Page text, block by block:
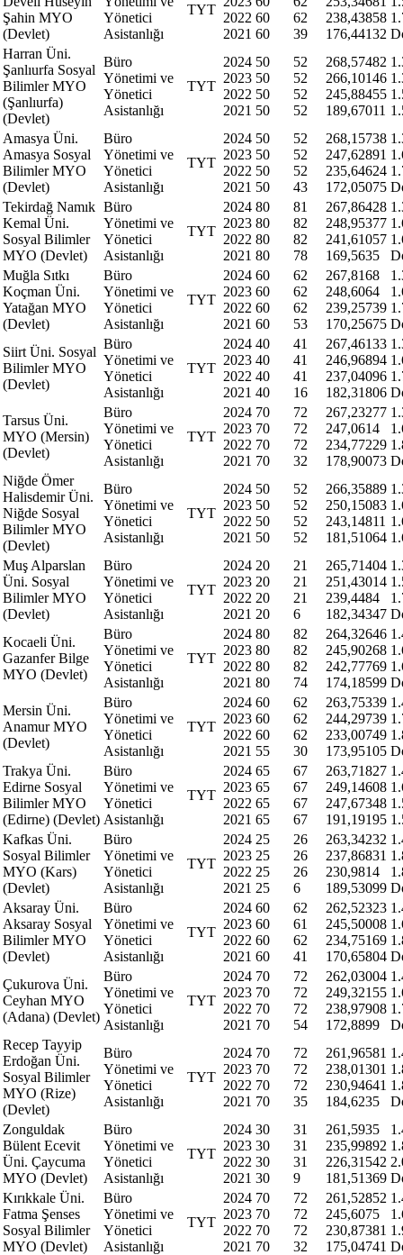
Şahin MYO
(Devlet)
Yönetici
Asistanlığı
TYT
2022
2021
60
60
62
39
238,43858
176,44132
Harran Üni.
Şanlıurfa Sosyal
Bilimler MYO
(Şanlıurfa)
(Devlet)
Büro
Yönetimi ve
Yönetici
Asistanlığı
TYT
2024
2023
2022
2021
50
50
50
50
52
52
52
52
268,57482
266,10146
245,88455
189,67011
Amasya Üni.
Amasya Sosyal
Bilimler MYO
(Devlet)
Büro
Yönetimi ve
Yönetici
Asistanlığı
TYT
2024
2023
2022
2021
50
50
50
50
52
52
52
43
268,15738
247,62891
235,64624
172,05075
Tekirdağ Namık
Kemal Üni.
Sosyal Bilimler
MYO (Devlet)
Büro
Yönetimi ve
Yönetici
Asistanlığı
TYT
2024
2023
2022
2021
80
80
80
80
81
82
82
78
267,86428
248,95377
241,61057
169,5635
Muğla Sıtkı
Koçman Üni.
Yatağan MYO
(Devlet)
Büro
Yönetimi ve
Yönetici
Asistanlığı
TYT
2024
2023
2022
2021
60
60
60
60
62
62
62
53
267,8168
248,6064
239,25739
170,25675
Siirt Üni. Sosyal
Bilimler MYO
(Devlet)
Büro
Yönetimi ve
Yönetici
Asistanlığı
TYT
2024
2023
2022
2021
40
40
40
40
41
41
41
16
267,46133
246,96894
237,04096
182,31806
Tarsus Üni.
MYO (Mersin)
(Devlet)
Büro
Yönetimi ve
Yönetici
Asistanlığı
TYT
2024
2023
2022
2021
70
70
70
70
72
72
72
32
267,23277
247,0614
234,77229
178,90073
Niğde Ömer
Halisdemir Üni.
Niğde Sosyal
Bilimler MYO
(Devlet)
Büro
Yönetimi ve
Yönetici
Asistanlığı
TYT
2024
2023
2022
2021
50
50
50
50
52
52
52
52
266,35889
250,15083
243,14811
181,51064
Muş Alparslan
Üni. Sosyal
Bilimler MYO
(Devlet)
Büro
Yönetimi ve
Yönetici
Asistanlığı
TYT
2024
2023
2022
2021
20
20
20
20
21
21
21
6
265,71404
251,43014
239,4484
182,34347
Kocaeli Üni.
Gazanfer Bilge
MYO (Devlet)
Büro
Yönetimi ve
Yönetici
Asistanlığı
TYT
2024
2023
2022
2021
80
80
80
80
82
82
82
74
264,32646
245,90268
242,77769
174,18599
Mersin Üni.
Anamur MYO
(Devlet)
Büro
Yönetimi ve
Yönetici
Asistanlığı
TYT
2024
2023
2022
2021
60
60
60
55
62
62
62
30
263,75339
244,29739
233,00749
173,95105
Trakya Üni.
Edirne Sosyal
Bilimler MYO
(Edirne) (Devlet)
Büro
Yönetimi ve
Yönetici
Asistanlığı
TYT
2024
2023
2022
2021
65
65
65
65
67
67
67
67
263,71827
249,14608
247,67348
191,19195
Kafkas Üni.
Sosyal Bilimler
MYO (Kars)
(Devlet)
Büro
Yönetimi ve
Yönetici
Asistanlığı
TYT
2024
2023
2022
2021
25
25
25
25
26
26
26
6
263,34232
237,86831
230,9814
189,53099
Aksaray Üni.
Aksaray Sosyal
Bilimler MYO
(Devlet)
Büro
Yönetimi ve
Yönetici
Asistanlığı
TYT
2024
2023
2022
2021
60
60
60
60
62
61
62
41
262,52323
245,50008
234,75169
170,65804
Çukurova Üni.
Ceyhan MYO
(Adana) (Devlet)
Büro
Yönetimi ve
Yönetici
Asistanlığı
TYT
2024
2023
2022
2021
70
70
70
70
72
72
72
54
262,03004
249,32155
238,97908
172,8899
Recep Tayyip
Erdoğan Üni.
Sosyal Bilimler
MYO (Rize)
(Devlet)
Büro
Yönetimi ve
Yönetici
Asistanlığı
TYT
2024
2023
2022
2021
70
70
70
70
72
72
72
35
261,96581
238,01301
230,94641
184,6235
Zonguldak
Bülent Ecevit
Üni. Çaycuma
MYO (Devlet)
Büro
Yönetimi ve
Yönetici
Asistanlığı
TYT
2024
2023
2022
2021
30
30
30
30
31
31
31
9
261,5935
235,99892
226,31542
181,51369
Kırıkkale Üni.
Fatma Şenses
Sosyal Bilimler
MYO (Devlet)
Büro
Yönetimi ve
Yönetici
Asistanlığı
TYT
2024
2023
2022
2021
70
70
70
70
72
72
72
32
261,52852
245,6075
230,87381
175,04741